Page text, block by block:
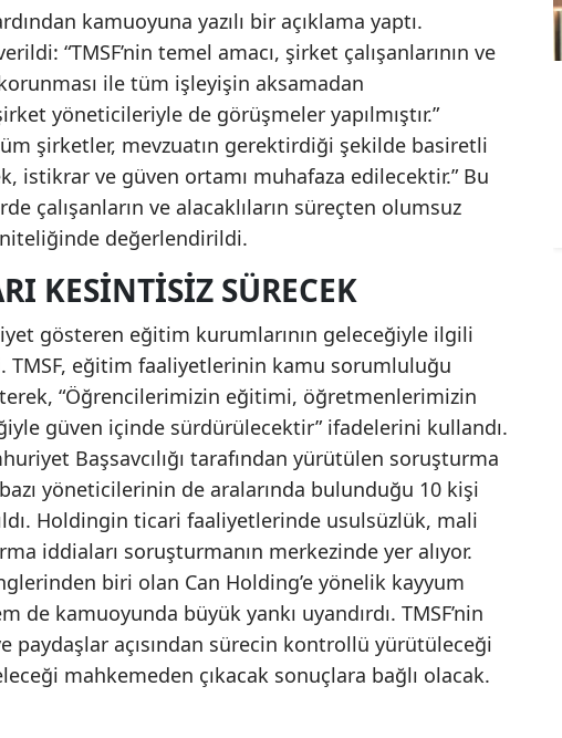
kamuoyuna yazılı bir açıklama yaptı.
“TMSF’nin temel amacı, şirket çalışanlarının ve
ile tüm işleyişin aksamadan
yöneticileriyle de görüşmeler yapılmıştır.”
şirketler, mevzuatın gerektirdiği şekilde basiretli
istikrar ve güven ortamı muhafaza edilecektir.” Bu
çalışanların ve alacaklıların süreçten olumsuz
değerlendirildi.
KESINTISIZ SÜRECEK
gösteren eğitim kurumlarının geleceğiyle ilgili
TMSF, eğitim faaliyetlerinin kamu sorumluluğu
“Öğrencilerimizin eğitimi, öğretmenlerimizin
güven içinde sürdürülecektir” ifadelerini kullandı.
Başsavcılığı tarafından yürütülen soruşturma
yöneticilerinin de aralarında bulunduğu 10 kişi
Holdingin ticari faaliyetlerinde usulsüzlük, mali
iddiaları soruşturmanın merkezinde yer alıyor.
biri olan Can Holding’e yönelik kayyum
de kamuoyunda büyük yankı uyandırdı. TMSF’nin
paydaşlar açısından sürecin kontrollü yürütüleceği
mahkemeden çıkacak sonuçlara bağlı olacak.